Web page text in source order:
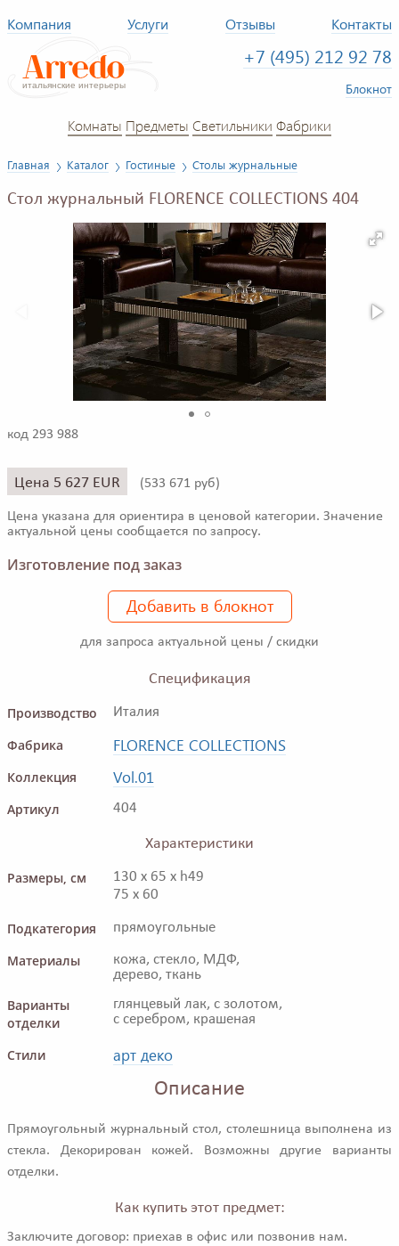
Компания Услуги Отзывы Контакты
+7 (495) 212 92 78
Блокнот
Комнаты Предметы Светильники Фабрики
Главная Каталог Гостиные Столы журнальные
Стол журнальный FLORENCE COLLECTIONS 404
код 293 988
Цена 5 627 EUR (533 671 руб)
Цена указана для ориентира в ценовой категории. Значение
актуальной цены сообщается по запросу.
Изготовление под заказ
Добавить в блокнот
для запроса актуальной цены / скидки
Спецификация
Производство
Италия
Фабрика FLORENCE COLLECTIONS
Коллекция Vol.01
Артикул 404
Характеристики
Размеры, см
130 x 65 x h49
75 x 60
Подкатегория прямоугольные
Материалы
кожа, стекло, МДФ,
дерево, ткань
Варианты
отделки
глянцевый лак, с золотом,
с серебром, крашеная
Стили арт деко
Описание
Прямоугольный журнальный стол, столешница выполнена из
стекла. Декорирован кожей. Возможны другие варианты
отделки.
Как купить этот предмет:
Заключите договор: приехав в офис или позвонив нам.